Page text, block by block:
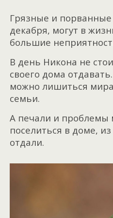
Грязные и
декабря, могут в
большие
В день Никона не
своего дома
можно лишиться
семьи.
А печали и проблемы
поселиться в доме,
отдали.